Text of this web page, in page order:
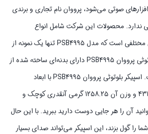
صوتی می‌شود، پرووان نام تجاری و برندی
ندارد. محصولات این شرکت شامل انواع
اسپیکرها و هدفون‌های مختلفی است که مدل PSB4995 تنها یک نمونه از
آن‌ها است. اسپیکر بلوتوثی پرووان PSB4995 دارای بدنه‌ای ساخته شده از
ABS با کیفیت بالا است. اسپیکر بلوتوثی پرووان PSB4995 با ابعاد
431mm*98mm*88mm و وزن آن 1258.25 گرمی آنقدری کوچک و
آن را هر جایی دوست دارید ببرید. با این حال
را گول بزند، این اسپیکر می‌تواند صدای بسیار